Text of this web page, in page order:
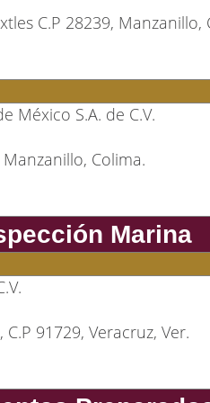
C.P 28239, Manzanillo,
México S.A. de C.V.
Manzanillo, Colima.
Marina
91729, Veracruz, Ver.